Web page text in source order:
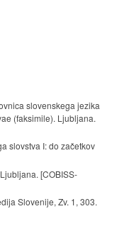
slovenskega jezika
(faksimile). Ljubljana.
slovstva I: do začetkov
[COBISS-
Slovenije, Zv. 1, 303.